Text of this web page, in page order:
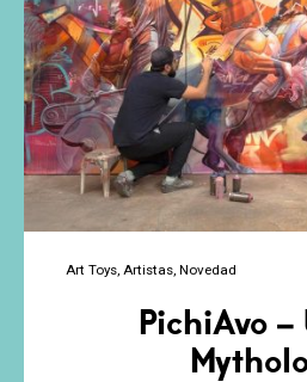
Art Toys Artistas Novedad
PichiAvo –